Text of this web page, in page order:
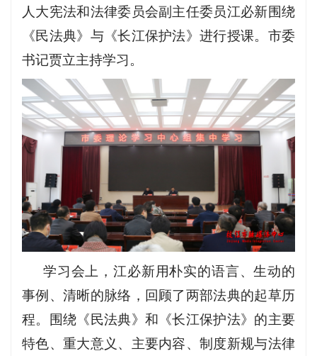
人大宪法和法律委员会副主任委员江必新围绕
《民法典》与《长江保护法》进行授课。市委
书记贾立主持学习。
学习会上，江必新用朴实的语言、生动的
事例、清晰的脉络，回顾了两部法典的起草历
程。围绕《民法典》和《长江保护法》的主要
特色、重大意义、主要内容、制度新规与法律